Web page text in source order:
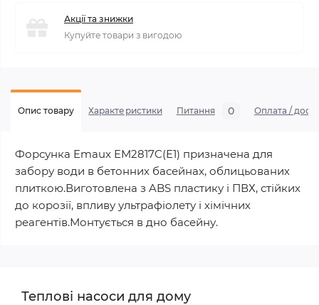
Акції та знижки
Купуйте товари з вигодою
Опис товару Характеристики Питання 0 Оплата /
Форсунка Emaux EM2817C(E1) призначена для
забору води в бетонних басейнах, облицьованих
плиткою.Виготовлена з ABS пластику і ПВХ, стійких
до корозії, впливу ультрафіолету і хімічних
реагентів.Монтується в дно басейну.
Теплові насоси для дому